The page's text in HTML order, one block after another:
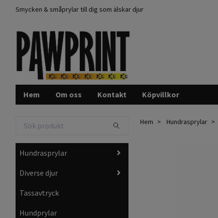
Smycken & småprylar till dig som älskar djur
Hem Om oss Kontakt Köpvillkor
Hundrasprylar
Diverse djur
Tassavtryck
Hundprylar
Hem Hundrasprylar